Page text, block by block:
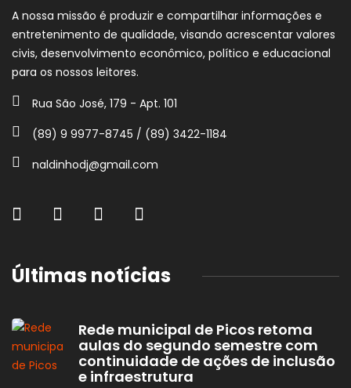
A nossa missão é produzir e compartilhar informações e
entretenimento de qualidade, visando acrescentar valores
civis, desenvolvimento econômico, político e educacional
para os nossos leitores.
Rua São José, 179 - Apt. 101
(89) 9 9977-8745 / (89) 3422-1184
naldinhodj@gmail.com
Últimas notícias
Rede municipal de Picos retoma
aulas do segundo semestre com
continuidade de ações de inclusão
e infraestrutura